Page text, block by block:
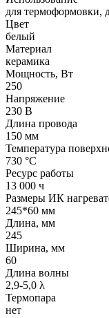
для термоформовки,
Цвет
белый
Материал
керамика
Мощность, Вт
250
Напряжение
230 В
Длина провода
150 мм
Температура
730 °С
Ресурс работы
13 000 ч
Размеры ИК
245*60 мм
Длина, мм
245
Ширина, мм
60
Длина волны
2,9-5,0 λ
Термопара
нет